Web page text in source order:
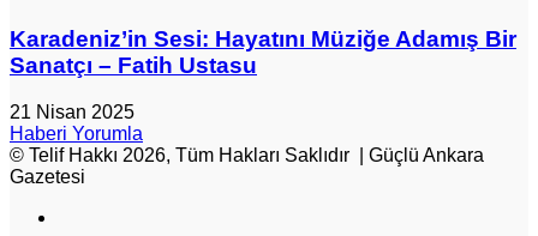
Karadeniz’in Sesi: Hayatını Müziğe Adamış Bir
Sanatçı – Fatih Ustasu
21 Nisan 2025
Haberi Yorumla
© Telif Hakkı 2026, Tüm Hakları Saklıdır | Güçlü Ankara
Gazetesi